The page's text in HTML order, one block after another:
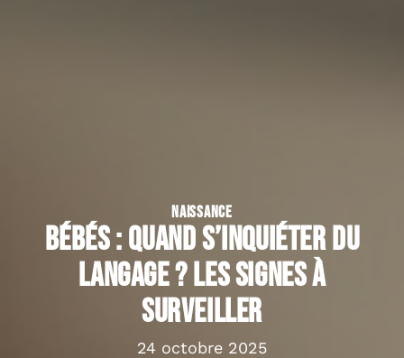
NAISSANCE
Bébés : quand s’inquiéter du
langage ? Les signes à
surveiller
24 octobre 2025